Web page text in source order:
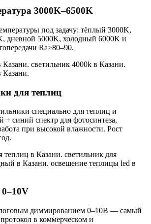
3000K–6500K
под задачу: тёплый 3000K,
дневной 5000K, холодный 6000K и
Ra≥80–90.
Казани. светильник 4000k в Казани.
Казани.
для теплиц
специально для теплиц и
+ синий спектр для фотосинтеза,
при высокой влажности. Рост
теплиц в Казани. светильник для
в Казани. освещение теплицы led в
диммированием 0–10В — самый
в коммерческом и